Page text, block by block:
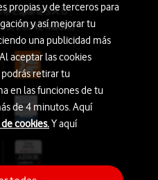
España S.A.U.
28042 Madrid
propias y de terceros para
y así mejorar tu
una publicidad más
aceptar las cookies
retirar tu
en las funciones de tu
de 4 minutos. Aquí
cookies.Y aquí